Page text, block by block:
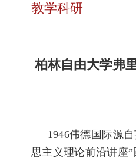
教学科研
柏林自由大学弗
1946伟德国际源
思主义理论前沿讲座